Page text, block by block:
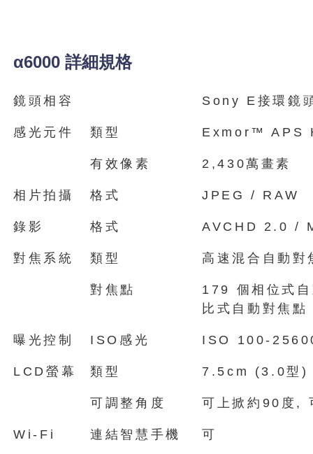
α6000 詳細規格
鏡頭相容 Sony E接環鏡
感光元件 類型 Exmor™ APS
有效像素 2,430萬畫素
相片拍攝 格式 JPEG / RAW
錄影 格式 AVCHD 2.0 /
對焦系統 類型 高速混合自動對
對焦點
179 個相位式
比式自動對焦點
曝光控制 ISO感光 ISO 100-
LCD螢幕 類型 7.5cm (3.0型)
可調整角度 可上掀約90度,
Wi-Fi 連結智慧手機 可